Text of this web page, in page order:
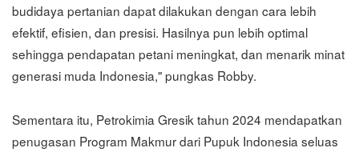
budidaya pertanian dapat dilakukan dengan cara lebih
efektif, efisien, dan presisi. Hasilnya pun lebih optimal
sehingga pendapatan petani meningkat, dan menarik minat
generasi muda Indonesia," pungkas Robby.
Sementara itu, Petrokimia Gresik tahun 2024 mendapatkan
penugasan Program Makmur dari Pupuk Indonesia seluas